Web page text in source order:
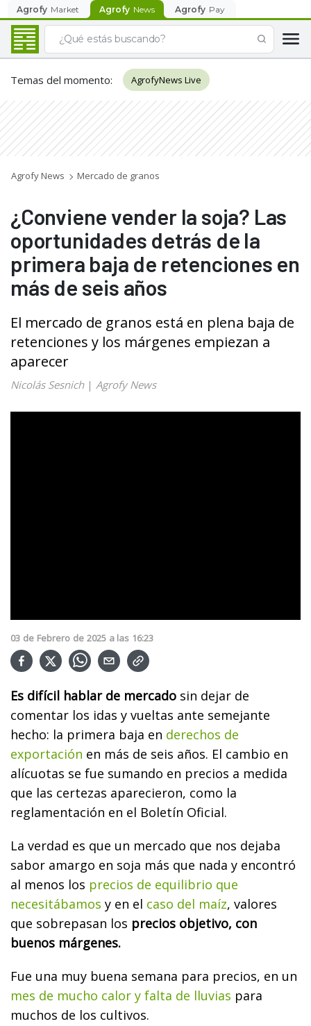
Agrofy Market Agrofy News Agrofy Pay
Temas del momento: AgrofyNews Live
Agrofy News Mercado de granos
¿Conviene vender la soja? Las
oportunidades detrás de la
primera baja de retenciones en
más de seis años
El mercado de granos está en plena baja de
retenciones y los márgenes empiezan a
aparecer
Nicolás Sesnich| Agrofy News
03 de Febrero de 2025 a las 16:23
Es difícil hablar de mercado sin dejar de
comentar los idas y vueltas ante semejante
hecho: la primera baja en derechos de
exportación en más de seis años. El cambio en
alícuotas se fue sumando en precios a medida
que las certezas aparecieron, como la
reglamentación en el Boletín Oficial.
La verdad es que un mercado que nos dejaba
sabor amargo en soja más que nada y encontró
al menos los precios de equilibrio que
necesitábamos y en el caso del maíz, valores
que sobrepasan los precios objetivo, con
buenos márgenes.
Fue una muy buena semana para precios, en un
mes de mucho calor y falta de lluvias para
muchos de los cultivos.